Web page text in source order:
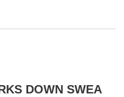
DOWN SWEA